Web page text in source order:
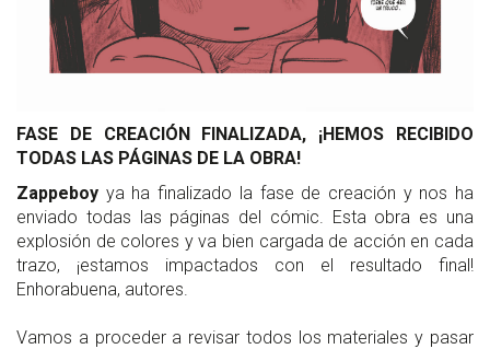
FASE DE CREACIÓN FINALIZADA, ¡HEMOS RECIBIDO
TODAS LAS PÁGINAS DE LA OBRA!
Zappeboy ya ha finalizado la fase de creación y nos ha
enviado todas las páginas del cómic. Esta obra es una
explosión de colores y va bien cargada de acción en cada
trazo, ¡estamos impactados con el resultado final!
Enhorabuena, autores.
Vamos a proceder a revisar todos los materiales y pasar